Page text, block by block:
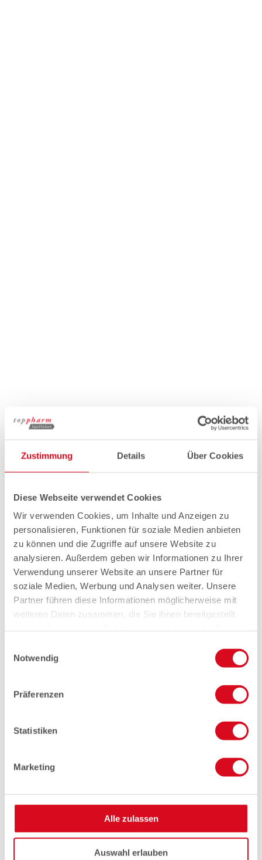
Zustimmung Details Über Cookies
Diese Webseite verwendet Cookies
Wir verwenden Cookies, um Inhalte und Anzeigen zu
personalisieren, Funktionen für soziale Medien anbieten
zu können und die Zugriffe auf unsere Website zu
analysieren. Außerdem geben wir Informationen zu Ihrer
Verwendung unserer Website an unsere Partner für
soziale Medien, Werbung und Analysen weiter. Unsere
Partner führen diese Informationen möglicherweise mit
weiteren Daten zusammen, die Sie ihnen bereitgestellt
Notwendig
Präferenzen
Statistiken
Marketing
Alle zulassen
Auswahl erlauben